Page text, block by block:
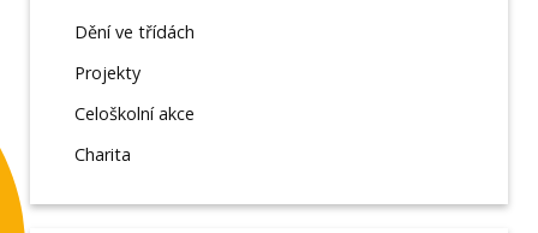
Dění ve třídách
Projekty
Celoškolní akce
Charita